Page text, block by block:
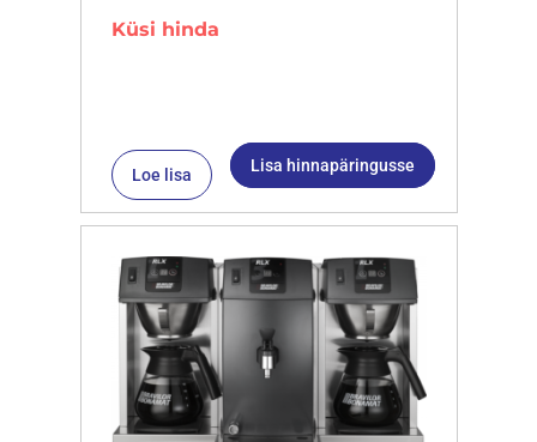
Küsi hinda
Loe lisa Lisa hinnapäringusse